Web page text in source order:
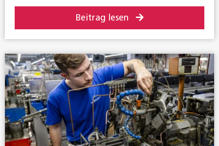
Beitrag lesen